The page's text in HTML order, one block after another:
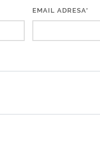
EMAIL ADRESA*